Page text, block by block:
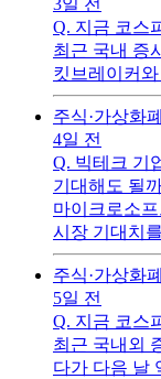
Q. 지금 코스
최근 국내 증
킷브레이커
어 발동할 정
주식·가상화폐
4일 전
Q. 빅테크 기
기대해도 될
마이크로소
시장 기대치
의 수익성 우
었습니다.
주식·가상화폐
5일 전
Q. 지금 코스
최근 국내외
다가 다음 날